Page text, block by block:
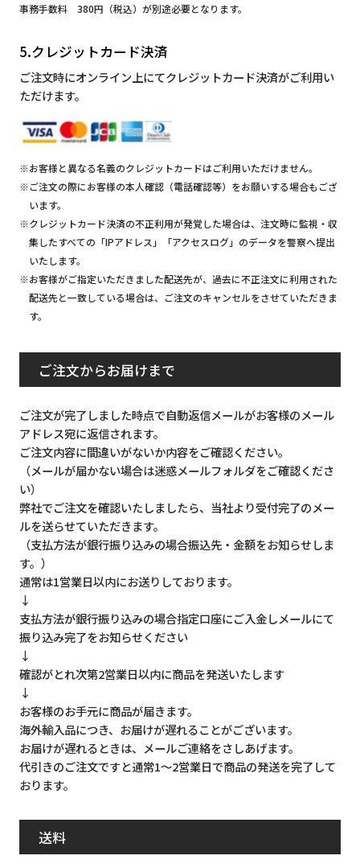
事務手数料 380円（税込）が別途必要となります。
5.クレジットカード決済
ご注文時にオンライン上にてクレジットカード決済がご利用い
ただけます。
※お客様と異なる名義のクレジットカードはご利用いただけません。
※ご注文の際にお客様の本人確認（電話確認等）をお願いする場合もござ
います。
※クレジットカード決済の不正利用が発覚した場合は、注文時に監視・収
集したすべての「IPアドレス」「アクセスログ」のデータを警察へ提出
いたします。
※お客様がご指定いただきました配送先が、過去に不正注文に利用された
配送先と一致している場合は、ご注文のキャンセルをさせていただきま
す。
ご注文からお届けまで
ご注文が完了しました時点で自動返信メールがお客様のメール
アドレス宛に返信されます。
ご注文内容に間違いがないか内容をご確認ください。
（メールが届かない場合は迷惑メールフォルダをご確認くださ
い）
弊社でご注文を確認いたしましたら、当社より受付完了のメー
ルを送らせていただきます。
（支払方法が銀行振り込みの場合振込先・金額をお知らせしま
す。）
通常は1営業日以内にお送りしております。
↓
支払方法が銀行振り込みの場合指定口座にご入金しメールにて
振り込み完了をお知らせください
↓
確認がとれ次第2営業日以内に商品を発送いたします
↓
お客様のお手元に商品が届きます。
海外輸入品につき、お届けが遅れることがございます。
お届けが遅れるときは、メールご連絡をさしあげます。
代引きのご注文ですと通常1～2営業日で商品の発送を完了して
おります。
送料